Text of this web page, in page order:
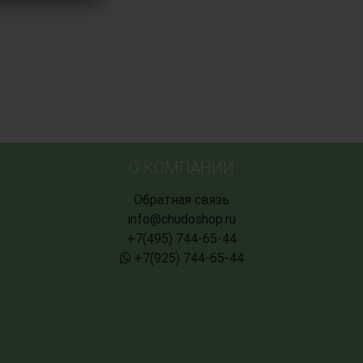
О КОМПАНИИ
Обратная связь
info@chudoshop.ru
+7(495) 744-65-44
+7(925) 744-65-44